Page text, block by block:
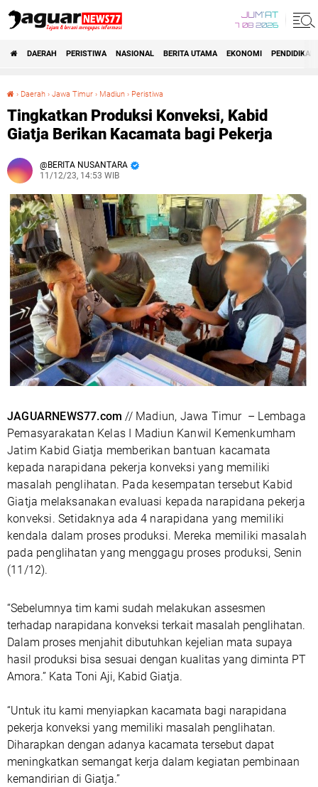
JUM'AT
7 08 2026
DAERAH PERISTIWA NASIONAL BERITA UTAMA EKONOMI PENDIDIKAN
› Daerah › Jawa Timur › Madiun › Peristiwa
Tingkatkan Produksi Konveksi, Kabid
Giatja Berikan Kacamata bagi Pekerja
BERITA NUSANTARA
11/12/23, 14:53 WIB
JAGUARNEWS77.com // Madiun, Jawa Timur – Lembaga
Pemasyarakatan Kelas I Madiun Kanwil Kemenkumham
Jatim Kabid Giatja memberikan bantuan kacamata
kepada narapidana pekerja konveksi yang memiliki
masalah penglihatan. Pada kesempatan tersebut Kabid
Giatja melaksanakan evaluasi kepada narapidana pekerja
konveksi. Setidaknya ada 4 narapidana yang memiliki
kendala dalam proses produksi. Mereka memiliki masalah
pada penglihatan yang menggagu proses produksi, Senin
(11/12).
“Sebelumnya tim kami sudah melakukan assesmen
terhadap narapidana konveksi terkait masalah penglihatan.
Dalam proses menjahit dibutuhkan kejelian mata supaya
hasil produksi bisa sesuai dengan kualitas yang diminta PT
Amora.” Kata Toni Aji, Kabid Giatja.
“Untuk itu kami menyiapkan kacamata bagi narapidana
pekerja konveksi yang memiliki masalah penglihatan.
Diharapkan dengan adanya kacamata tersebut dapat
meningkatkan semangat kerja dalam kegiatan pembinaan
kemandirian di Giatja.”